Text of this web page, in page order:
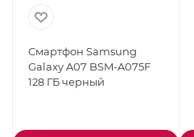
Смартфон Samsung
Galaxy A07 BSM-A075F
128 ГБ черный